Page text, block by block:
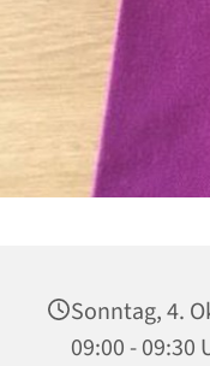
Sonntag, 4.
09:00 - 09:30